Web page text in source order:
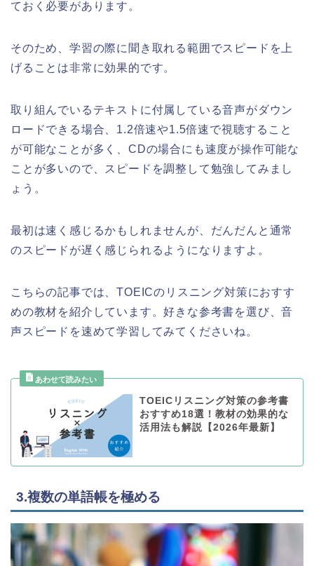
ておく必要があります。
そのため、学習の際に聞き取れる範囲でスピードを上
げることは非常に効果的です。
取り組んでいるテキストに付属している音声がダウン
ロードできる場合、1.2倍速や1.5倍速で視聴すること
が可能なことが多く、CDの場合にも速度が操作可能な
ことが多いので、スピードを調整して勉強してみまし
ょう。
最初は速く感じるかもしれませんが、だんだんと通常
のスピードが遅く感じられるようになりますよ。
こちらの記事では、TOEICのリスニング対策におすす
めの教材を紹介しています。好きな参考書を選び、音
声スピードを速めて学習してみてくださいね。
TOEICリスニング対策の参考書
おすすめ18選！教材の効果的な
活用法も解説【2026年最新】
3.複数の単語帳を極める